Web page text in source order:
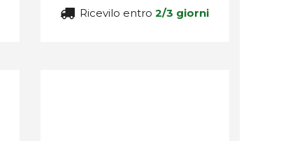
Ricevilo entro2/3 giorni